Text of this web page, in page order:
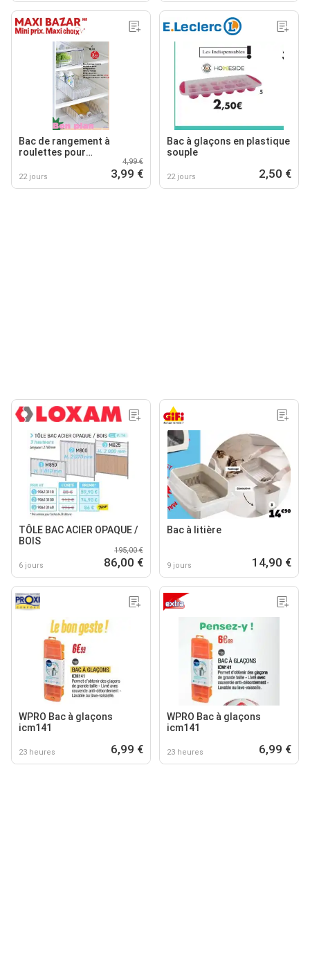
Bac de rangement à
roulettes pour
22 jours
4,99 €
3,99 €
Bac à glaçons en plastique
souple
22 jours 2,50 €
TÔLE BAC ACIER OPAQUE /
BOIS
6 jours
195,00 €
86,00 €
Bac à litière
9 jours 14,90 €
WPRO Bac à glaçons
icm141
23 heures 6,99 €
WPRO Bac à glaçons
icm141
23 heures 6,99 €